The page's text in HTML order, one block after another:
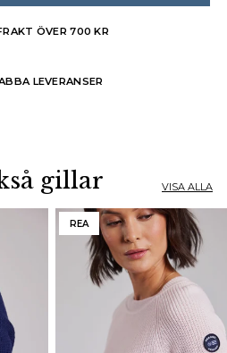
ÖVER 700 KR
LEVERANSER
gillar VISA ALLA
REA